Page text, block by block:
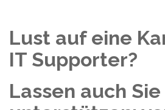
Lust auf eine
IT Supporter?
Lassen auch